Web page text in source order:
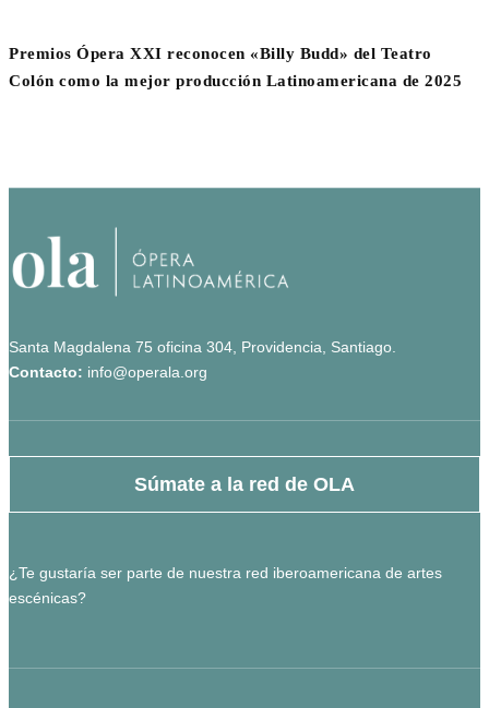
Premios Ópera XXI reconocen «Billy Budd» del Teatro
Colón como la mejor producción Latinoamericana de 2025
Santa Magdalena 75 oficina 304, Providencia, Santiago.
Contacto: info@operala.org
Súmate a la red de OLA
¿Te gustaría ser parte de nuestra red iberoamericana de artes
escénicas?